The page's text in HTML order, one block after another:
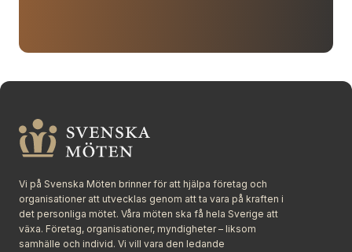
Vi på Svenska Möten brinner för att hjälpa företag och
organisationer att utvecklas genom att ta vara på kraften i
det personliga mötet. Våra möten ska få hela Sverige att
växa. Företag, organisationer, myndigheter – liksom
samhälle och individ. Vi vill vara den ledande